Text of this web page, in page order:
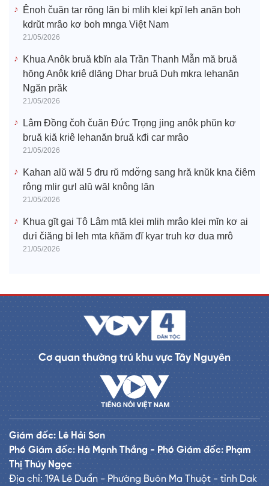
Ênoh čuăn tar rŏng lăn bi mlih klei kpĭ leh anăn boh
kdrŭt mrâo kơ boh mnga Việt Nam
21/05/2026
Khua Anôk bruă kƀĭn ala Trần Thanh Mẫn mă bruă
hŏng Anôk kriê dlăng Dhar bruă Duh mkra lehanăn
Ngăn prăk
21/05/2026
Lâm Đồng čoh čuăn Đức Trọng jing anôk phŭn kơ
bruă kiă kriê lehanăn bruă kđi car mrâo
21/05/2026
Kahan alŭ wăl 5 đru rŭ mdơ̆ng sang hră knŭk kna čiêm
rông mlir gưl alŭ wăl knông lăn
21/05/2026
Khua gĭt gai Tô Lâm mtă klei mlih mrâo klei mĭn kơ ai
dưi čiăng bi leh mta kñăm đĭ kyar truh kơ dua mrô
21/05/2026
Cơ quan thường trú khu vực Tây Nguyên
Giám đốc: Lê Hải Sơn
Phó Giám đốc: Hà Mạnh Thắng - Phó Giám đốc: Phạm
Thị Thúy Ngọc
Địa chỉ: 19A Lê Duẩn - Phường Buôn Ma Thuột - tỉnh Dak